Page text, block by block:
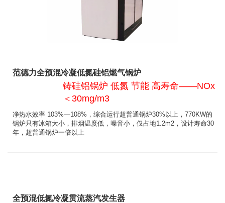
范德力全预混冷凝低氮硅铝燃气锅炉
铸硅铝锅炉 低氮 节能 高寿命——NOx
＜30mg/m3
净热水效率 103%—108%，综合运行超普通锅炉30%以上，770KW的
锅炉只有冰箱大小，排烟温度低，噪音小，仅占地1.2m2，设计寿命30
年，超普通锅炉一倍以上
全预混低氮冷凝贯流蒸汽发生器